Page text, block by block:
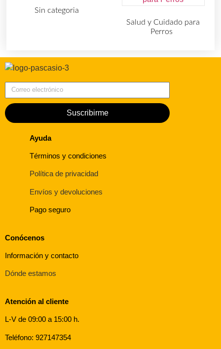
Sin categoria
Salud y Cuidado para
Perros
Suscribirme
Ayuda
Términos y condiciones
Política de privacidad
Envíos y devoluciones
Pago seguro
Conócenos
Información y contacto
Dónde estamos
Atención al cliente
L-V de 09:00 a 15:00 h.
Teléfono: 927147354